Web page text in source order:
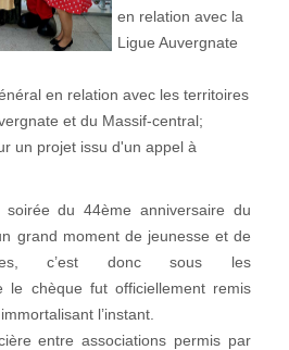
en relation avec la
Ligue Auvergnate
en relation avec les territoires
et du Massif-central;
un projet issu d'un appel à
du 44ème anniversaire du
grand moment de jeunesse et de
c’est donc sous les
le chèque fut officiellement remis
l’instant.
entre associations permis par